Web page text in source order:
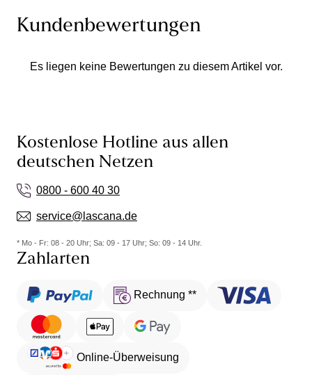
Kundenbewertungen
Es liegen keine Bewertungen zu diesem Artikel vor.
Kostenlose Hotline aus allen
deutschen Netzen
0800 - 600 40 30
service@lascana.de
* Mo - Fr: 08 - 20 Uhr; Sa: 09 - 17 Uhr; So: 09 - 14 Uhr.
Zahlarten
Rechnung **
Online-Überweisung